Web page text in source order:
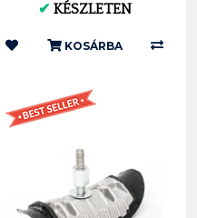
XG-2103
✔ KÉSZLETEN
KOSÁRBA